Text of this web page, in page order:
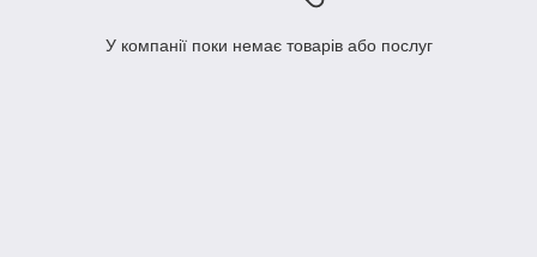
У компанії поки немає товарів або послуг